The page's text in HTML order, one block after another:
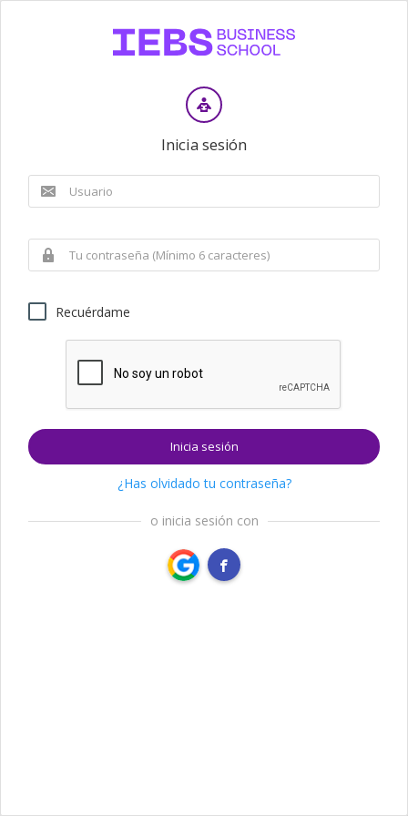
Inicia sesión
Recuérdame
Inicia sesión
¿Has olvidado tu contraseña?
o inicia sesión con